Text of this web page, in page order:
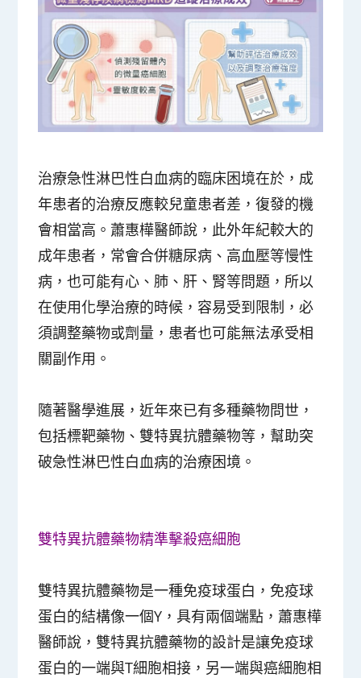
治療急性淋巴性白血病的臨床困境在於，成
年患者的治療反應較兒童患者差，復發的機
會相當高。蕭惠樺醫師說，此外年紀較大的
成年患者，常會合併糖尿病、高血壓等慢性
病，也可能有心、肺、肝、腎等問題，所以
在使用化學治療的時候，容易受到限制，必
須調整藥物或劑量，患者也可能無法承受相
關副作用。
隨著醫學進展，近年來已有多種藥物問世，
包括標靶藥物、雙特異抗體藥物等，幫助突
破急性淋巴性白血病的治療困境。
雙特異抗體藥物精準擊殺癌細胞
雙特異抗體藥物是一種免疫球蛋白，免疫球
蛋白的結構像一個Y，具有兩個端點，蕭惠樺
醫師說，雙特異抗體藥物的設計是讓免疫球
蛋白的一端與T細胞相接，另一端與癌細胞相